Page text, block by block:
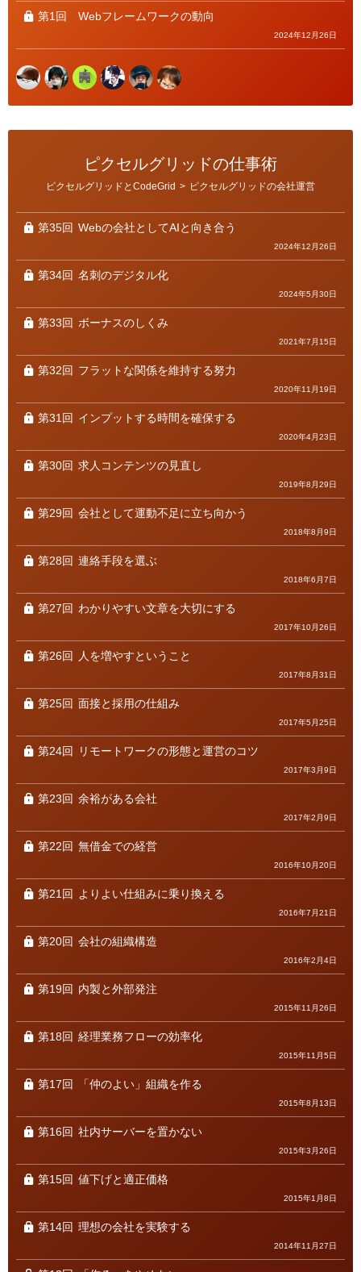
第1回 Webフレームワークの動向
2024年12月26日
ピクセルグリッドの仕事術
リ
ー
ピクセルグリッドとCodeGrid > ピクセルグリッドの会社運営
第35回 Webの会社としてAIと向き合う
2024年12月26日
第34回 名刺のデジタル化
2024年5月30日
第33回 ボーナスのしくみ
2021年7月15日
第32回 フラットな関係を維持する努力
2020年11月19日
第31回 インプットする時間を確保する
2020年4月23日
第30回 求人コンテンツの見直し
2019年8月29日
第29回 会社として運動不足に立ち向かう
2018年8月9日
第28回 連絡手段を選ぶ
2018年6月7日
第27回 わかりやすい文章を大切にする
2017年10月26日
第26回 人を増やすということ
2017年8月31日
第25回 面接と採用の仕組み
2017年5月25日
第24回 リモートワークの形態と運営のコツ
2017年3月9日
第23回 余裕がある会社
2017年2月9日
第22回 無借金での経営
2016年10月20日
第21回 よりよい仕組みに乗り換える
2016年7月21日
第20回 会社の組織構造
2016年2月4日
第19回 内製と外部発注
2015年11月26日
第18回 経理業務フローの効率化
2015年11月5日
第17回 「仲のよい」組織を作る
2015年8月13日
第16回 社内サーバーを置かない
2015年3月26日
第15回 値下げと適正価格
2015年1月8日
第14回 理想の会社を実験する
2014年11月27日